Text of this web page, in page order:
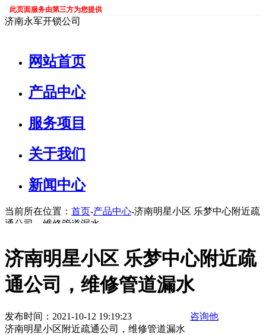
此页面服务由第三方为您提供
济南永军开锁公司
网站首页
产品中心
服务项目
关于我们
新闻中心
当前所在位置： 首页-产品中心-济南明星小区 乐梦中心附近疏
通公司，维修管道漏水
济南明星小区 乐梦中心附近疏
通公司，维修管道漏水
发布时间：2021-10-12 19:19:23
咨询他
济南明星小区附近疏通公司，维修管道漏水